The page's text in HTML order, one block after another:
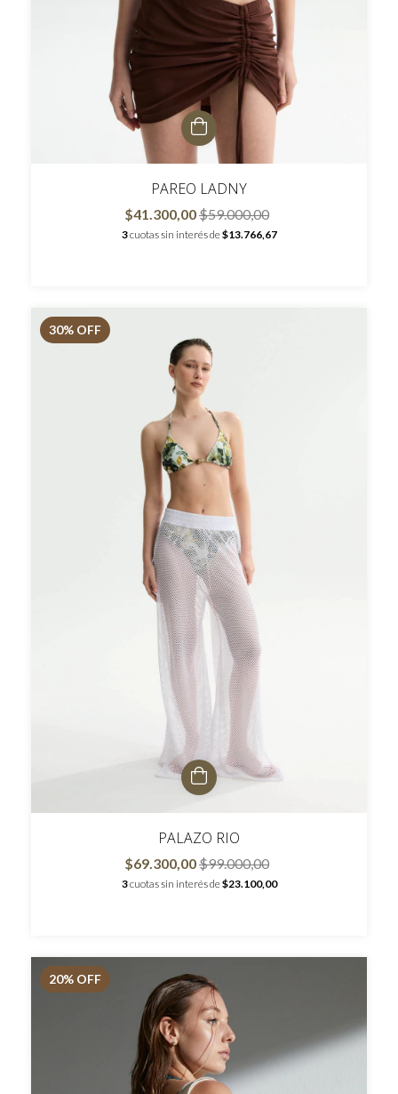
PAREO LADNY
$41.300,00$59.000,00
3cuotas sin interés de$13.766,67
30% OFF
PALAZO RIO
$69.300,00$99.000,00
3cuotas sin interés de$23.100,00
20% OFF